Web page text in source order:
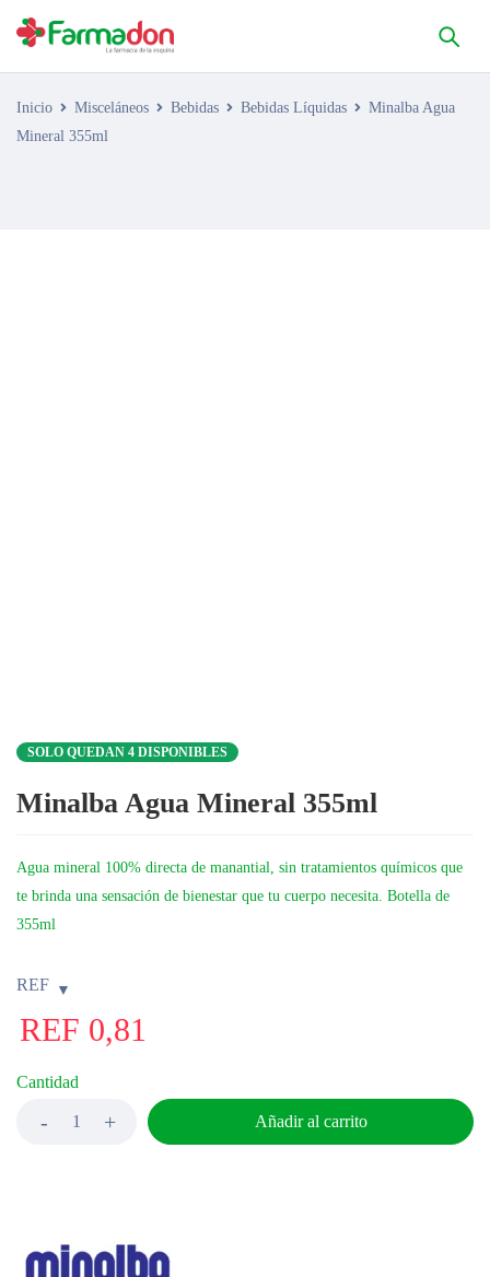
Inicio Misceláneos Bebidas Bebidas Líquidas
Minalba Agua
Mineral 355ml
SOLO QUEDAN 4 DISPONIBLES
Minalba Agua Mineral 355ml
Agua mineral 100% directa de manantial, sin tratamientos químicos que
te brinda una sensación de bienestar que tu cuerpo necesita. Botella de
355ml
REF
REF 0,81
Cantidad
Añadir al carrito